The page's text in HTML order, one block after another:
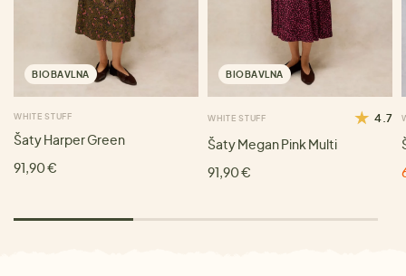
BIOBAVLNA
WHITE STUFF
Šaty Harper Green
91,90 €
BIOBAVLNA
WHITE STUFF 4.7
Šaty Megan Pink Multi
91,90 €